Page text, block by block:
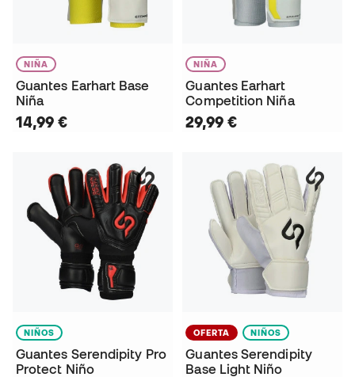
NIÑA
Guantes Earhart Base
Niña
14,99 €
NIÑA
Guantes Earhart
Competition Niña
29,99 €
NIÑOS
Guantes Serendipity Pro
Protect Niño
OFERTA NIÑOS
Guantes Serendipity
Base Light Niño